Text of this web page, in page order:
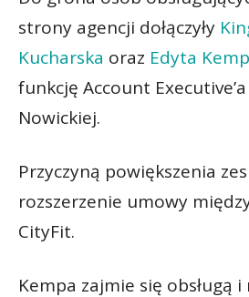
strony agencji dołączyły
Kucharska oraz Edyta
funkcję Account
Nowickiej.
Przyczyną powiększenia
rozszerzenie umowy
CityFit.
Kempa zajmie się obsługą